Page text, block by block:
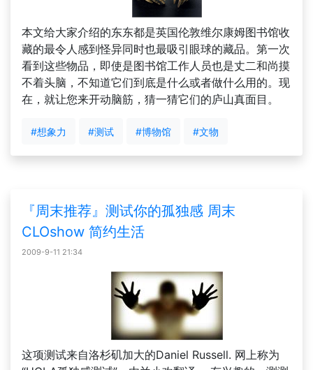
本文给大家介绍的东东都是英国伦敦维尔康姆图书馆收
藏的最令人感到怪异同时也最吸引眼球的藏品。第一次
看到这些物品，即使是图书馆工作人员也是丈二和尚摸
不着头脑，不知道它们到底是什么或者做什么用的。现
在，就让您来开动脑筋，猜一猜它们的庐山真面目。
#想象力 #测试 #博物馆 #文物
『周末推荐』测试你的孤独感 周末
CLOshow 简约生活
2009-9-11 21:34
这项测试来自洛杉矶加大的Daniel Russell. 网上称为